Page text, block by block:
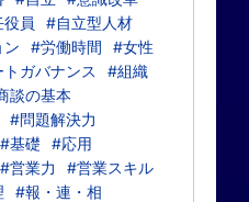
員
#自立型人材
ン #労働時間
#女性
ガバナンス
#組織
談の基本
#問題解決力
#基礎
#応用
#営業力
#営業スキル
#報・連・相